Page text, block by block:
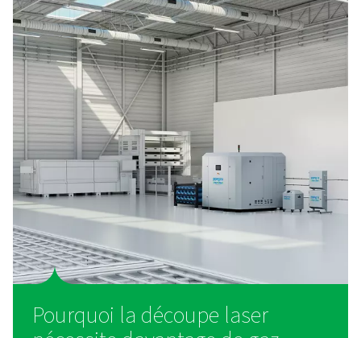
Filtration de gaz PPNG LX pour la
Protégez votre système de découpe laser avec un gaz
propre. Le PPNG LX filtre l’huile, la poussière et les
de l’azote, de l’oxygène, de l’air et des gaz
Solutions sur mesure